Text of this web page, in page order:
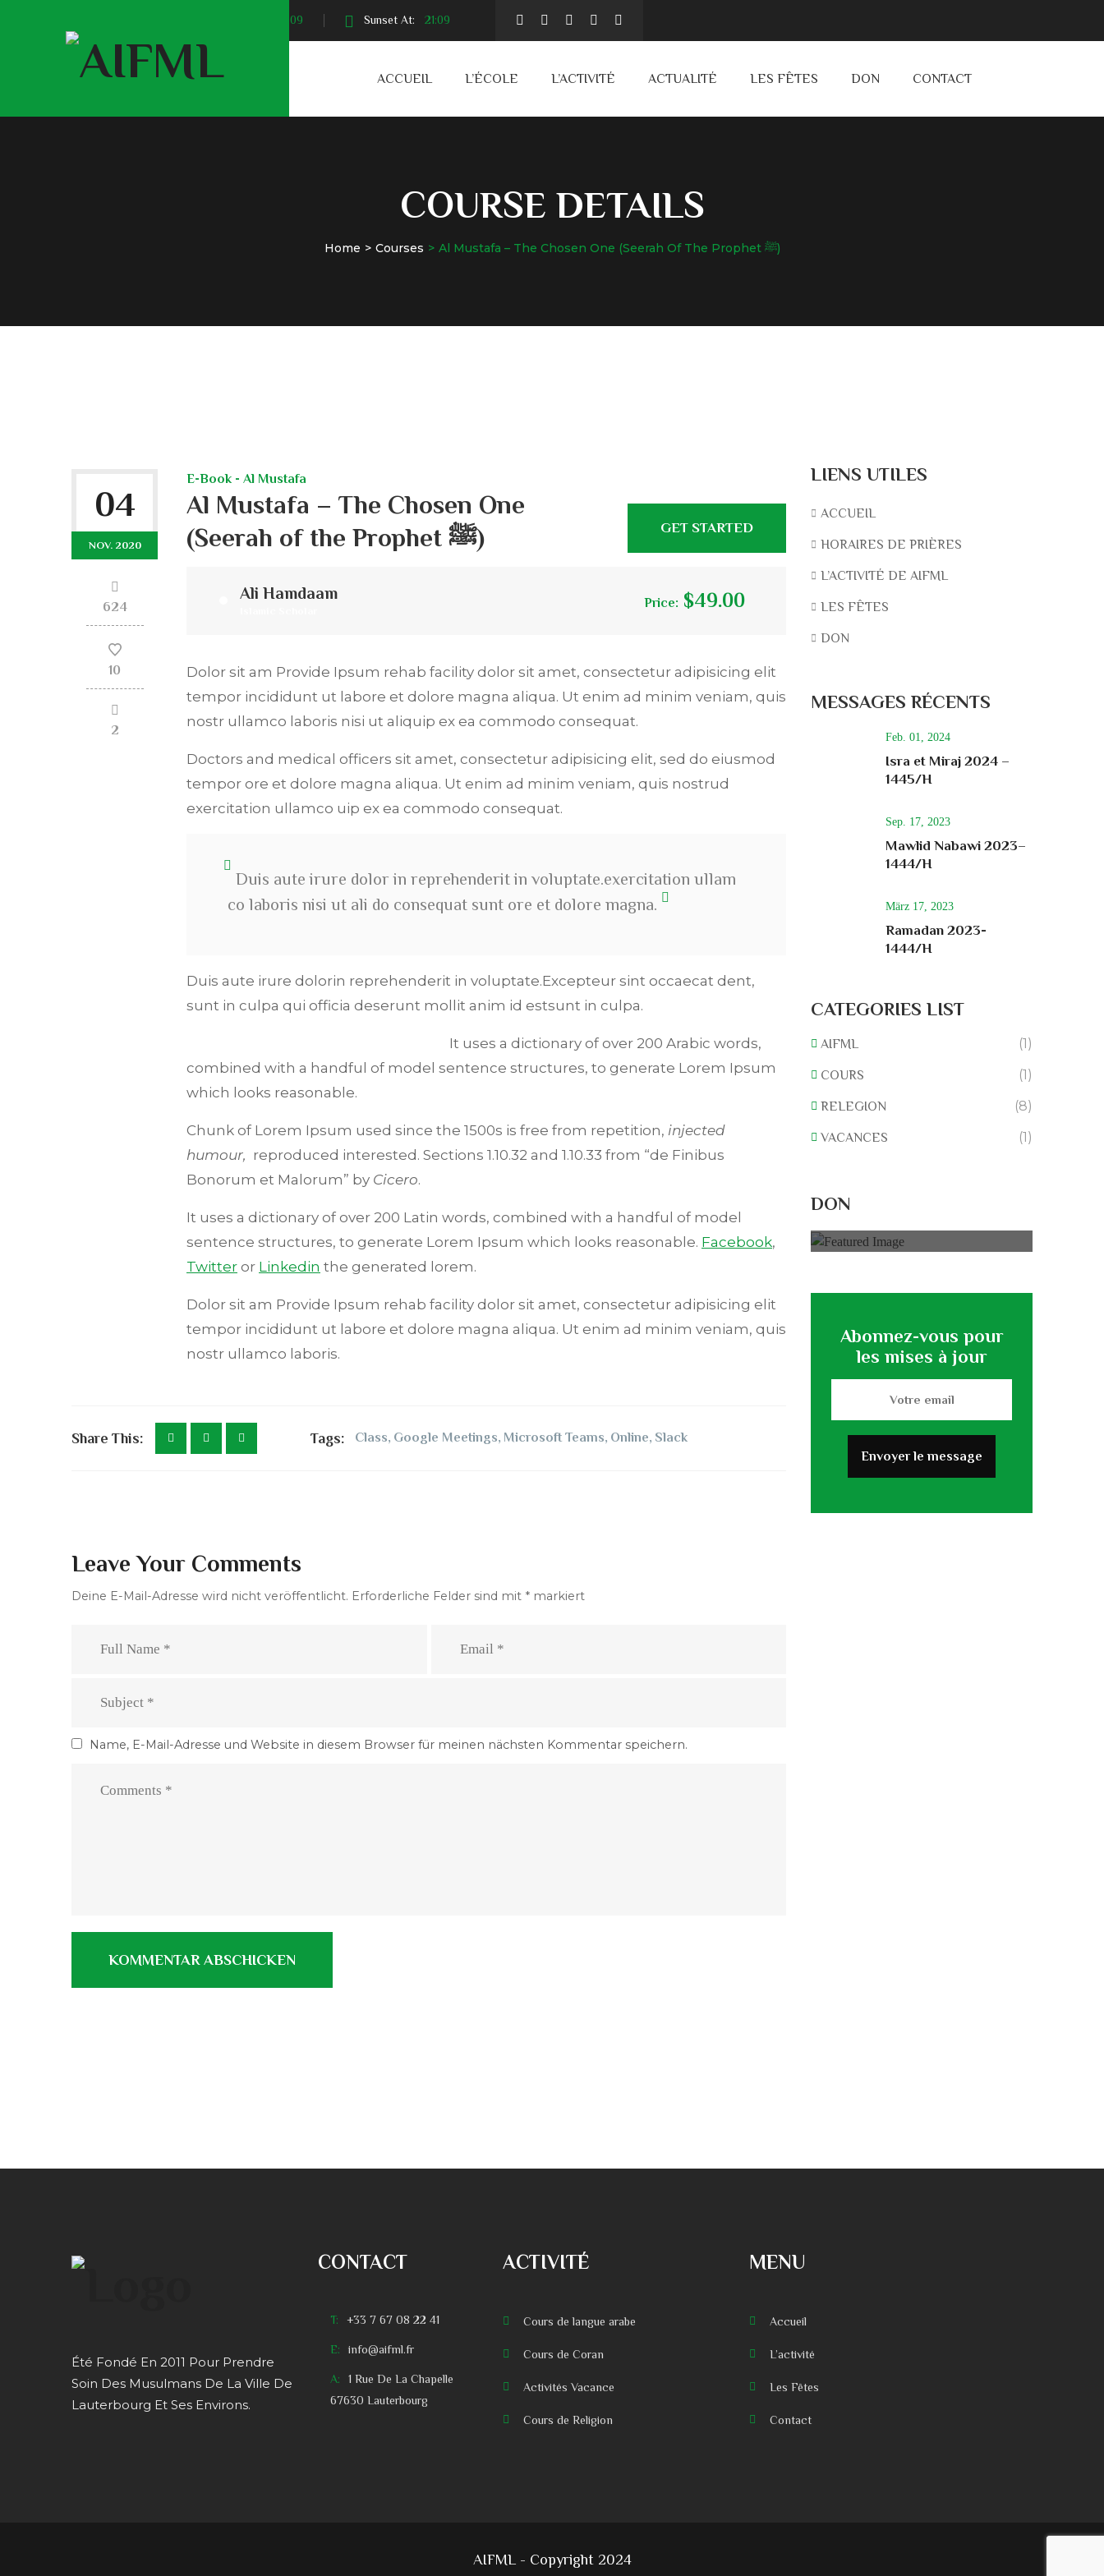
04:09 Sunset At: 21:09
ACCUEIL L’ÉCOLE L’ACTIVITÉ ACTUALITÉ LES FÊTES DON CONTACT
COURSE DETAILS
Home Courses Al Mustafa – The Chosen One (Seerah Of The Prophet ﷺ)
04
NOV. 2020
624
10
2
E-Book - Al Mustafa
Al Mustafa – The Chosen One
(Seerah of the Prophet ﷺ)
GET STARTED
Ali Hamdaam
Price: $49.00
Dolor sit am Provide Ipsum rehab facility dolor sit amet, consectetur adipisicing elit
tempor incididunt ut labore et dolore magna aliqua. Ut enim ad minim veniam, quis
nostr ullamco laboris nisi ut aliquip ex ea commodo consequat.
Doctors and medical officers sit amet, consectetur adipisicing elit, sed do eiusmod
tempor ore et dolore magna aliqua. Ut enim ad minim veniam, quis nostrud
exercitation ullamco uip ex ea commodo consequat.
Duis aute irure dolor in reprehenderit in voluptate.exercitation ullam
co laboris nisi ut ali do consequat sunt ore et dolore magna.
Duis aute irure dolorin reprehenderit in voluptate.Excepteur sint occaecat dent,
sunt in culpa qui officia deserunt mollit anim id estsunt in culpa.
It uses a dictionary of over 200 Arabic words,
combined with a handful of model sentence structures, to generate Lorem Ipsum
which looks reasonable.
Chunk of Lorem Ipsum used since the 1500s is free from repetition, injected
humour, reproduced interested. Sections 1.10.32 and 1.10.33 from “de Finibus
Bonorum et Malorum” by Cicero.
It uses a dictionary of over 200 Latin words, combined with a handful of model
sentence structures, to generate Lorem Ipsum which looks reasonable. Facebook,
Twitter or Linkedin the generated lorem.
Dolor sit am Provide Ipsum rehab facility dolor sit amet, consectetur adipisicing elit
tempor incididunt ut labore et dolore magna aliqua. Ut enim ad minim veniam, quis
nostr ullamco laboris.
Share This: Tags: Class, Google Meetings, Microsoft Teams, Online, Slack
Leave Your Comments
Deine E-Mail-Adresse wird nicht veröffentlicht. Erforderliche Felder sind mit * markiert
Name, E-Mail-Adresse und Website in diesem Browser für meinen nächsten Kommentar speichern.
LIENS UTILES
ACCUEIL
HORAIRES DE PRIÈRES
L’ACTIVITÉ DE AIFML
LES FÊTES
DON
MESSAGES RÉCENTS
Feb. 01, 2024
Isra et Miraj 2024 –
1445/H
Sep. 17, 2023
Mawlid Nabawi 2023–
1444/H
März 17, 2023
Ramadan 2023-
1444/H
CATEGORIES LIST
AIFML (1)
COURS (1)
RELEGION (8)
VACANCES (1)
DON
Abonnez-vous pour
les mises à jour
Été Fondé En 2011 Pour Prendre
Soin Des Musulmans De La Ville De
Lauterbourg Et Ses Environs.
CONTACT
T: +33 7 67 08 22 41
E: info@aifml.fr
A:
1 Rue De La Chapelle
67630 Lauterbourg
ACTIVITÉ
Cours de langue arabe
Cours de Coran
Activités Vacance
Cours de Religion
MENU
Accueil
L’activité
Les Fêtes
Contact
AIFML - Copyright 2024